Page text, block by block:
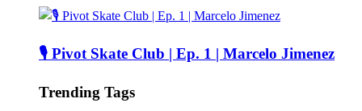
🎙️ Pivot Skate Club | Ep. 1 | Marcelo Jimenez
Trending Tags